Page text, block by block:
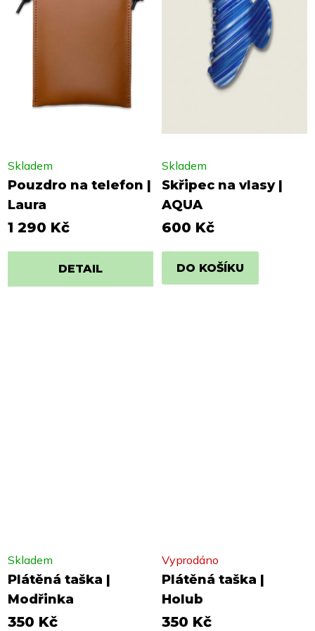
Pouzdro na telefon |
Laura
Skladem
1 290 Kč
DETAIL
Skřipec na vlasy |
AQUA
Skladem
600 Kč
DO KOŠÍKU
Plátěná taška |
Modřinka
Skladem
350 Kč
Plátěná taška |
Holub
Vyprodáno
350 Kč